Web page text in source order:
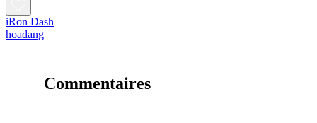
iRon Dash
hoadang
Commentaires